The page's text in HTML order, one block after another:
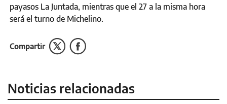
payasos La Juntada, mientras que el 27 a la misma hora
será el turno de Michelino.
Compartir
Noticias relacionadas